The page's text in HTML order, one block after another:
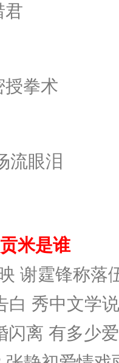
君
授拳术
流眼泪
米是谁
谢霆锋称
白 秀中文学
闪离 有多少